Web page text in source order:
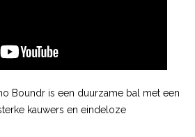
Boundr is een duurzame bal met een
kauwers en eindeloze